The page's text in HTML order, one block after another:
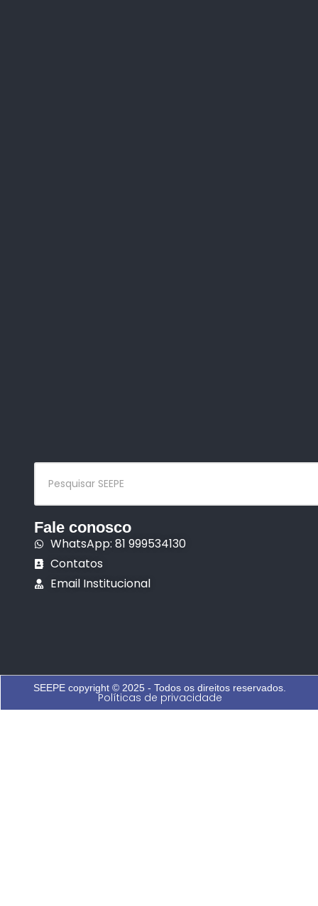
Fale conosco
WhatsApp: 81 999534130
Contatos
Email Institucional
SEEPE copyright © 2025 - Todos os direitos reservados.
Políticas de privacidade